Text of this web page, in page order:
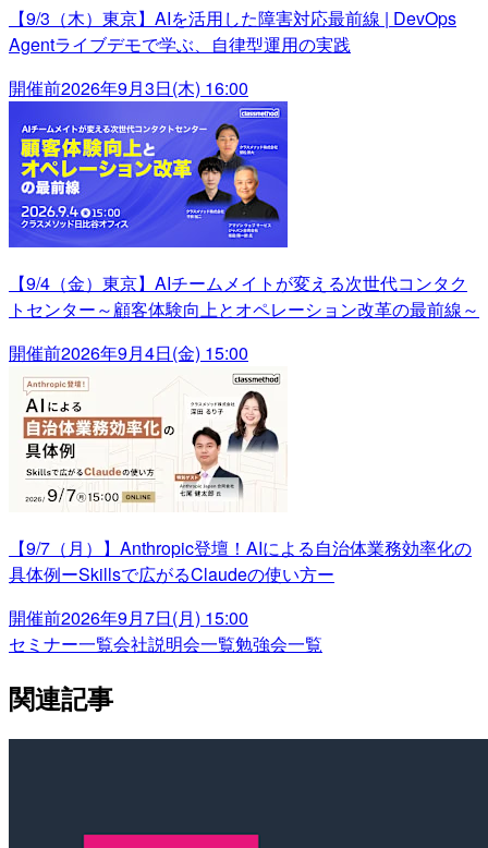
【9/3（木）東京】AIを活用した障害対応最前線 | DevOps
Agentライブデモで学ぶ、自律型運用の実践
開催前2026年9月3日(木) 16:00
【9/4（金）東京】AIチームメイトが変える次世代コンタク
トセンター～顧客体験向上とオペレーション改革の最前線～
開催前2026年9月4日(金) 15:00
【9/7（月）】Anthropic登壇！AIによる自治体業務効率化の
具体例ーSkillsで広がるClaudeの使い方ー
開催前2026年9月7日(月) 15:00
セミナー一覧会社説明会一覧勉強会一覧
関連記事